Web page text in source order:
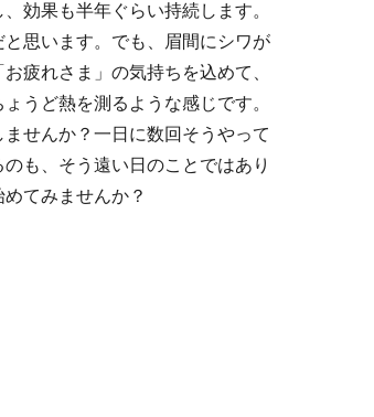
効果も半年ぐらい持続します。
思います。でも、眉間にシワが
疲れさま」の気持ちを込めて、
うど熱を測るような感じです。
せんか？一日に数回そうやって
も、そう遠い日のことではあり
てみませんか？